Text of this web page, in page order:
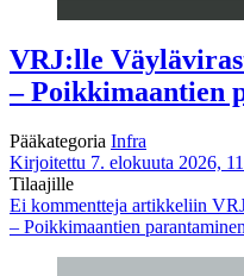
VRJ:lle
– Poikkimaantien
Pääkategoria Infra
Kirjoitettu 7. elokuuta 2026,
Tilaajille
Ei kommentteja artikkeliin
– Poikkimaantien